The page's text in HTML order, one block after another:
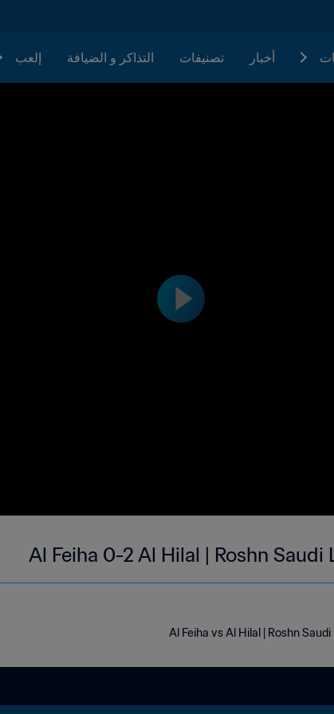
أخبار تصنيفات التذاكر و الضيافة إلعب
Al Feiha 0-2 Al Hilal | Roshn
Al Feiha vs Al Hilal | Roshn